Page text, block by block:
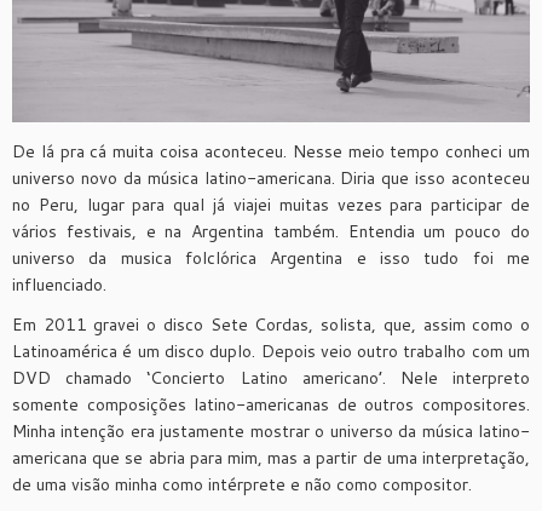
De lá pra cá muita coisa aconteceu. Nesse meio tempo conheci um
universo novo da música latino-americana. Diria que isso aconteceu
no Peru, lugar para qual já viajei muitas vezes para participar de
vários festivais, e na Argentina também. Entendia um pouco do
universo da musica folclórica Argentina e isso tudo foi me
influenciado.
Em 2011 gravei o disco Sete Cordas, solista, que, assim como o
Latinoamérica é um disco duplo. Depois veio outro trabalho com um
DVD chamado ‘Concierto Latino americano’. Nele interpreto
somente composições latino-americanas de outros compositores.
Minha intenção era justamente mostrar o universo da música latino-
americana que se abria para mim, mas a partir de uma interpretação,
de uma visão minha como intérprete e não como compositor.